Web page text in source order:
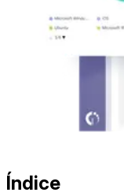
Índice